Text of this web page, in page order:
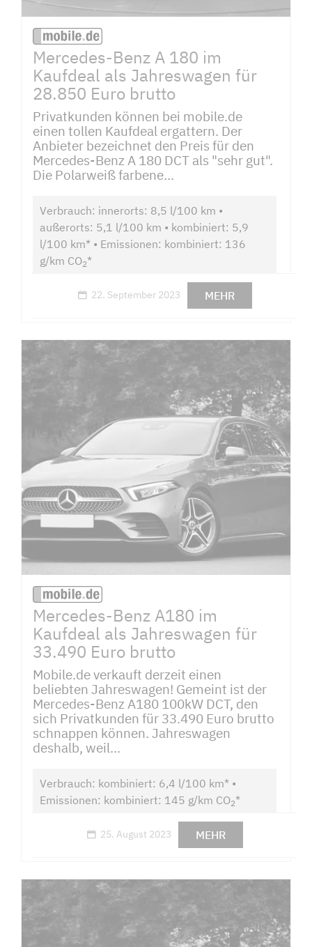
Mercedes-Benz A 180 im
Kaufdeal als Jahreswagen für
28.850 Euro brutto
Privatkunden können bei mobile.de
einen tollen Kaufdeal ergattern. Der
Anbieter bezeichnet den Preis für den
Mercedes-Benz A 180 DCT als "sehr gut".
Die Polarweiß farbene...
Verbrauch: innerorts: 8,5 l/100 km •
außerorts: 5,1 l/100 km • kombiniert: 5,9
l/100 km* • Emissionen: kombiniert: 136
g/km CO2*
22. September 2023 MEHR
Mercedes-Benz A180 im
Kaufdeal als Jahreswagen für
33.490 Euro brutto
Mobile.de verkauft derzeit einen
beliebten Jahreswagen! Gemeint ist der
Mercedes-Benz A180 100kW DCT, den
sich Privatkunden für 33.490 Euro brutto
schnappen können. Jahreswagen
deshalb, weil...
Verbrauch: kombiniert: 6,4 l/100 km* •
Emissionen: kombiniert: 145 g/km CO2*
25. August 2023 MEHR